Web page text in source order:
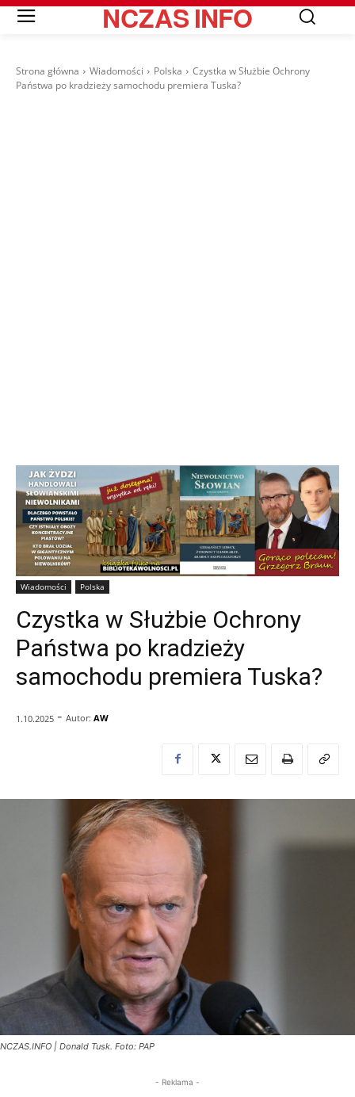
NCZASINFO
Strona główna Wiadomości Polska
Czystka w Służbie Ochrony
Państwa po kradzieży samochodu premiera Tuska?
Wiadomości Polska
Czystka w Służbie Ochrony
Państwa po kradzieży
samochodu premiera Tuska?
1.10.2025 - Autor: AW
NCZAS.INFO | Donald Tusk. Foto: PAP
- Reklama -